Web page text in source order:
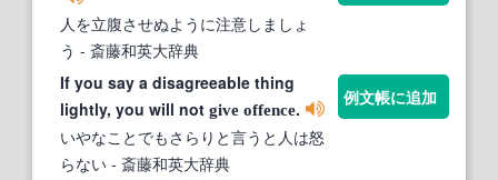
人を立腹させぬように注意しましょ
う - 斎藤和英大辞典
If you say a disagreeable thing
lightly, you will not give offence.
いやなことでもさらりと言うと人は怒
らない - 斎藤和英大辞典
例文帳に追加